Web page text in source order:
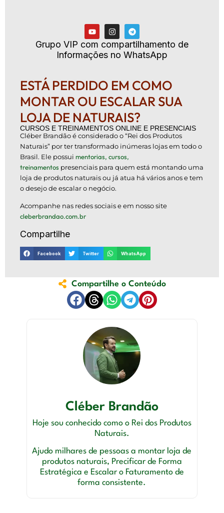
Grupo VIP com compartilhamento de
Informações no WhatsApp
ESTÁ PERDIDO EM COMO
MONTAR OU ESCALAR SUA
LOJA DE NATURAIS?
CURSOS E TREINAMENTOS ONLINE E PRESENCIAIS
Cléber Brandão é considerado o “Rei dos Produtos
Naturais” por ter transformado inúmeras lojas em todo o
Brasil. Ele possui mentorias, cursos,
treinamentos presenciais para quem está montando uma
loja de produtos naturais ou já atua há vários anos e tem
o desejo de escalar o negócio.
Acompanhe nas redes sociais e em nosso site
cleberbrandao.com.br
Compartilhe
Facebook Twitter WhatsApp
Compartilhe o Conteúdo
Cléber Brandão
Hoje sou conhecido como o Rei dos Produtos
Naturais.
Ajudo milhares de pessoas a montar loja de
produtos naturais, Precificar de Forma
Estratégica e Escalar o Faturamento de
forma consistente.